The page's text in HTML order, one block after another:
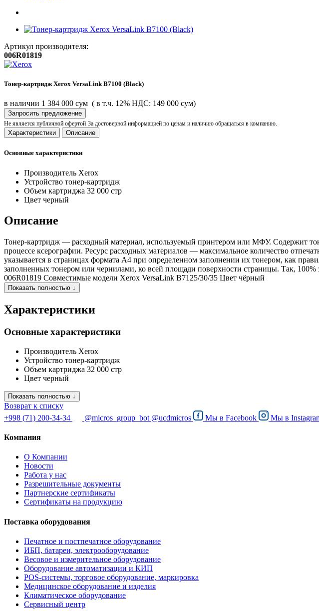
Артикул производителя:
006R01819
Тонер-картридж Xerox VersaLink B7100 (Black)
в наличии 1 384 000 сум ( в т.ч. 12% НДС: 149 000 сум)
Запросить предложение
Не является публичной офертой За достоверной информацией по ценам и наличию обращаться в компанию.
Характеристики Описание
Основные характеристики
Производитель Xerox
Устройство тонер-картридж
Объем картриджа 32 000 стр
Цвет черный
Описание
Тонер-картридж — расходный материал, используемый принтером или МФУ. Содержит
процессе ксерографии. Ресурс расходных материалов — максимальное количество
указывается в страницах формата А4 при определенном заполнении их тонером, как
заполненных тонером или чернилами, ко всей площади поверхности страницы. Так,
006R01819 Совместимые модели Xerox VersaLink B7125/30/35 Цвет чёрный
Показать полностью ↓
Характеристики
Основные характеристики
Производитель Xerox
Устройство тонер-картридж
Объем картриджа 32 000 стр
Цвет черный
Показать полностью ↓
Возврат к списку
+998 (71) 200-34-34
@micros_group_bot @ucdmicros Мы в Facebook Мы в
Компания
О Компании
Новости
Работа у нас
Разрешительные документы
Партнерские сертификаты
Сертификаты на продукцию
Поставка оборудования
Печатное и постпечатное оборудование
ИБП, батареи, электрооборудование
Весовое и измерительное оборудование
Оборудование автоматизации и КИП
POS-системы, торговое оборудование, маркировка
Медицинское оборудование и изделия
Климатическое оборудование
Сервисный центр